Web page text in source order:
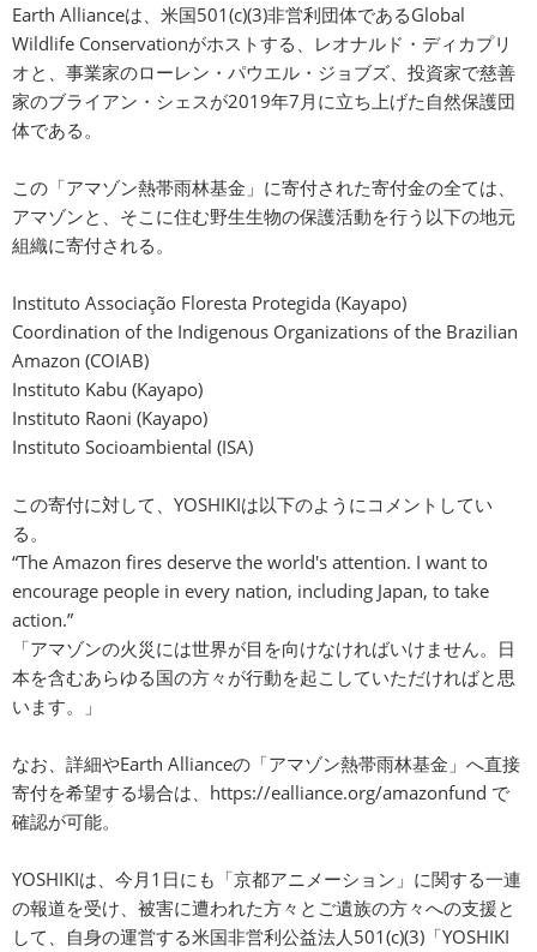
Earth Allianceは、米国501(c)(3)非営利団体であるGlobal
Wildlife Conservationがホストする、レオナルド・ディカプリ
オと、事業家のローレン・パウエル・ジョブズ、投資家で慈善
家のブライアン・シェスが2019年7月に立ち上げた自然保護団
体である。
この「アマゾン熱帯雨林基金」に寄付された寄付金の全ては、
アマゾンと、そこに住む野生生物の保護活動を行う以下の地元
組織に寄付される。
Instituto Associação Floresta Protegida (Kayapo)
Coordination of the Indigenous Organizations of the Brazilian
Amazon (COIAB)
Instituto Kabu (Kayapo)
Instituto Raoni (Kayapo)
Instituto Socioambiental (ISA)
この寄付に対して、YOSHIKIは以下のようにコメントしてい
る。
“The Amazon fires deserve the world's attention. I want to
encourage people in every nation, including Japan, to take
action.”
「アマゾンの火災には世界が目を向けなければいけません。日
本を含むあらゆる国の方々が行動を起こしていただければと思
います。」
なお、詳細やEarth Allianceの「アマゾン熱帯雨林基金」へ直接
寄付を希望する場合は、 https://ealliance.org/amazonfund で
確認が可能。
YOSHIKIは、今月1日にも「京都アニメーション」に関する一連
の報道を受け、被害に遭われた方々とご遺族の方々への支援と
して、自身の運営する米国非営利公益法人501(c)(3)「YOSHIKI